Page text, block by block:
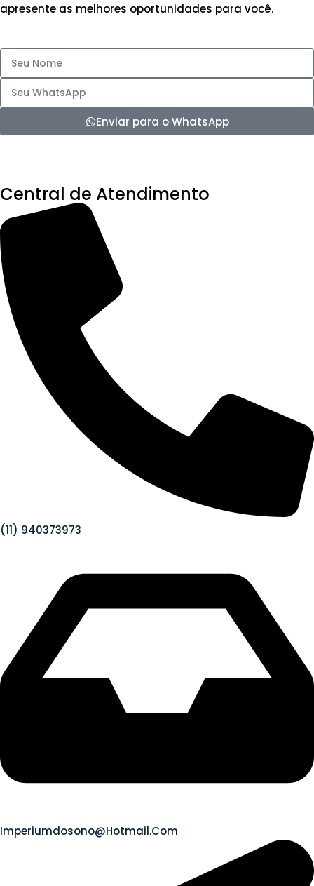
apresente as melhores oportunidades para você.
Enviar para o WhatsApp
Central de Atendimento
(11) 940373973
Imperiumdosono@hotmail.com